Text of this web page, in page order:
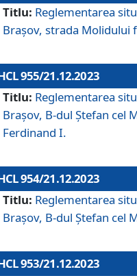
Titlu: Reglementarea
Brașov, strada Molidului
955/21.12.2023
Titlu: Reglementarea
Brașov, B-dul Ștefan cel
Ferdinand I.
954/21.12.2023
Titlu: Reglementarea
Brașov, B-dul Ștefan cel
953/21.12.2023